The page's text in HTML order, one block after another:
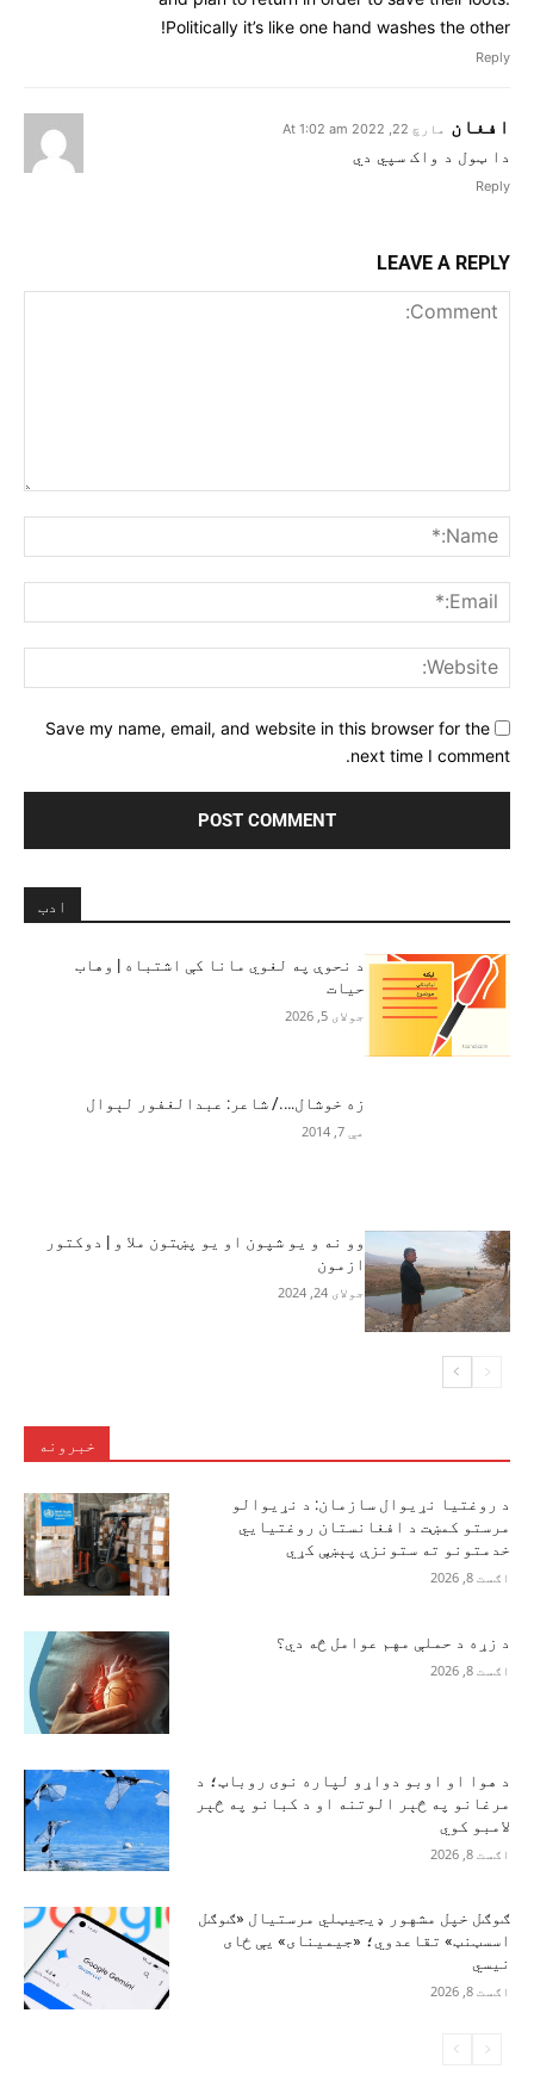
Politically it’s like one hand washes the other!
Reply
افغان مارچ 22, 2022 At 1:02 am
دا ټول د واک سپي دي
Reply
LEAVE A REPLY
Save my name, email, and website in this browser for the
next time I comment.
ادب
د نحوې په لغوي مانا کې اشتباه | وهاب
حیات
جولای 5, 2026
زه خوشال…./ شاعر: عبدالغفور لېوال
مې 7, 2014
وو نه و یو شپون او یو پښتون ملا و | دوکتور
ازمون‎
جولای 24, 2024
خبرونه
د روغتیا نړیوال سازمان: د نړیوالو
مرستو کمښت د افغانستان روغتیايي
خدمتونو ته ستونزې پېښې کړي
اګست 8, 2026
د زړه د حملې مهم عوامل څه دي؟
اګست 8, 2026
د هوا او اوبو دواړو لپاره نوی روباټ؛ د
مرغانو په څېر الوتنه او د کبانو په څېر
لامبو کوي
اګست 8, 2026
ګوګل خپل مشهور ډیجیټلي مرستیال «ګوګل
اسسټنټ» تقاعدوي؛ «جیمینای» یې ځای
نیسي
اګست 8, 2026